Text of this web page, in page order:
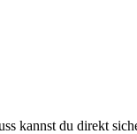
kannst du direkt